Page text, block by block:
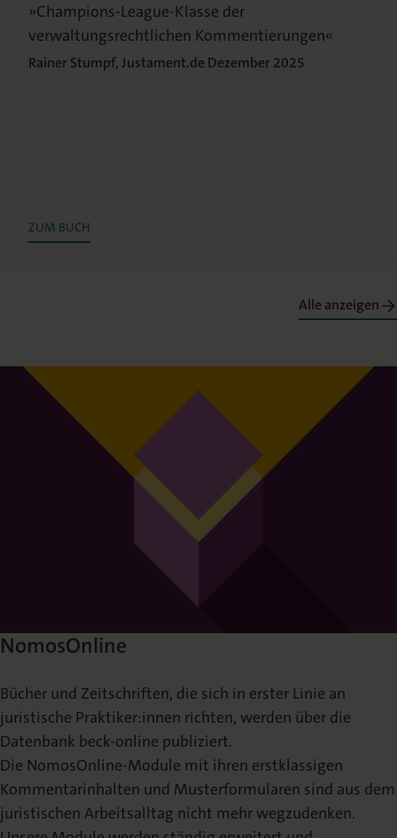
»Champions-League-Klasse der
verwaltungsrechtlichen Kommentierungen«
Rainer Stumpf, Justament.de Dezember 2025
ZUM BUCH
Alle anzeigen
NomosOnline
Bücher und Zeitschriften, die sich in erster Linie an
juristische Praktiker:innen richten, werden über die
Datenbank beck-online publiziert.
Die NomosOnline-Module mit ihren erstklassigen
Kommentarinhalten und Musterformularen sind aus dem
juristischen Arbeitsalltag nicht mehr wegzudenken.